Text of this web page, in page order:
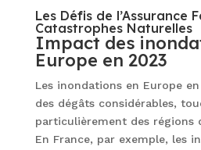
Les Défis de l’Assurance
Catastrophes Naturelles
Impact des
Europe en 2023
Les inondations en Europe
des dégâts considérables,
particulièrement des régions
En France, par exemple, les